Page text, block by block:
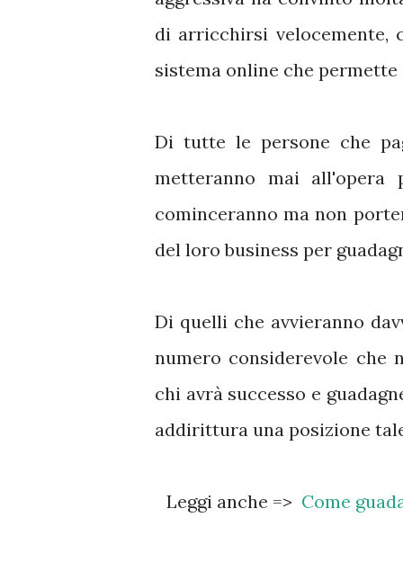
di arricchirsi velocemente,
sistema online che
Di tutte le persone che
metteranno mai
cominceranno ma non
del loro business per
Di quelli che avvieranno
numero considerevole che
chi avrà successo e
addirittura una posizione
Leggi anche => Come